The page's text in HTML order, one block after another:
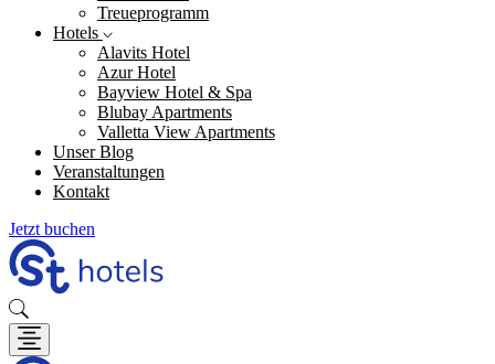
Treueprogramm
Hotels
Alavits Hotel
Azur Hotel
Bayview Hotel & Spa
Blubay Apartments
Valletta View Apartments
Unser Blog
Veranstaltungen
Kontakt
Jetzt buchen